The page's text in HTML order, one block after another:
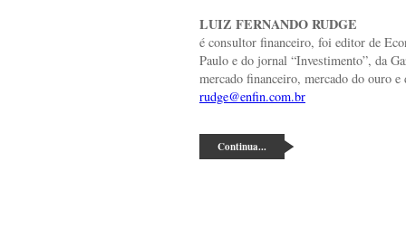
LUIZ FERNANDO RUDGE
é consultor financeiro, foi editor de
Paulo e do jornal “Investimento”, da
mercado financeiro, mercado do ouro
rudge@enfin.com.br
Continua...